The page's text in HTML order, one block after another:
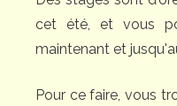
cet été, et vous
maintenant et
Pour ce faire, vous